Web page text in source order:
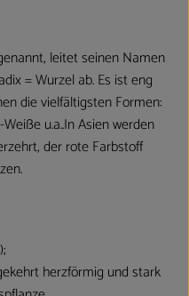
leitet seinen Namen
= Wurzel ab. Es ist eng
die vielfältigsten Formen:
u.a..In Asien werden
der rote Farbstoff
herzförmig und stark